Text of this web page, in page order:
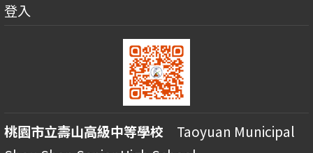
登入
桃園市立壽山高級中等學校 Taoyuan Municipal